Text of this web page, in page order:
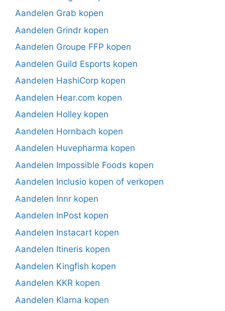
Aandelen Grab kopen
Aandelen Grindr kopen
Aandelen Groupe FFP kopen
Aandelen Guild Esports kopen
Aandelen HashiCorp kopen
Aandelen Hear.com kopen
Aandelen Holley kopen
Aandelen Hornbach kopen
Aandelen Huvepharma kopen
Aandelen Impossible Foods kopen
Aandelen Inclusio kopen of verkopen
Aandelen Innr kopen
Aandelen InPost kopen
Aandelen Instacart kopen
Aandelen Itineris kopen
Aandelen Kingfish kopen
Aandelen KKR kopen
Aandelen Klarna kopen